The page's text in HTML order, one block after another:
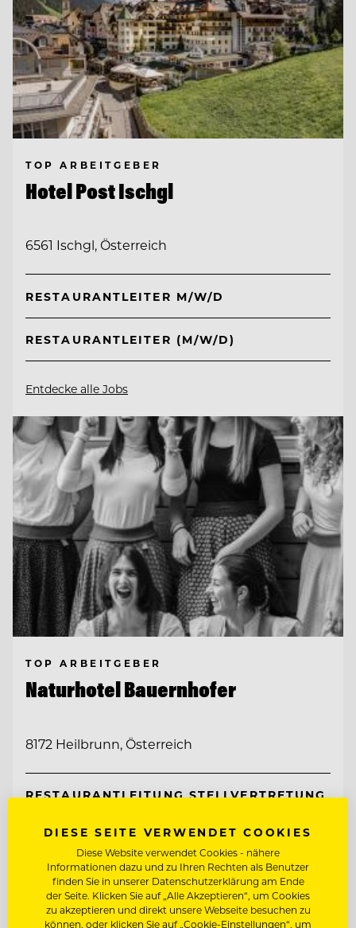
TOP ARBEITGEBER
Hotel Post Ischgl
6561 Ischgl, Österreich
RESTAURANTLEITER M/W/D
RESTAURANTLEITER (M/W/D)
Entdecke alle Jobs
TOP ARBEITGEBER
Naturhotel Bauernhofer
8172 Heilbrunn, Österreich
RESTAURANTLEITUNG STELLVERTRETUNG
ETAGENFACHFRAU/-MANN LEITUNG
STELLVERTRETUNG (M/W/D)
Entdecke alle Jobs
DIESE SEITE VERWENDET COOKIES
Diese Website verwendet Cookies - nähere
Informationen dazu und zu Ihren Rechten als Benutzer
finden Sie in unserer Datenschutzerklärung am Ende
der Seite. Klicken Sie auf „Alle Akzeptieren“, um Cookies
zu akzeptieren und direkt unsere Webseite besuchen zu
können, oder klicken Sie auf „Cookie-Einstellungen“, um